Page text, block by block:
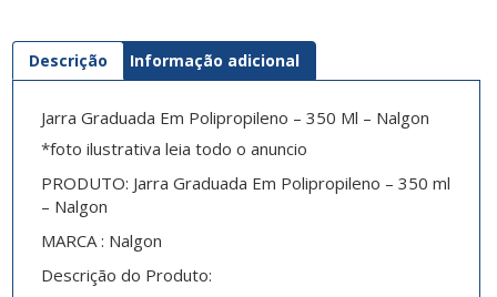
Descrição Informação adicional
Jarra Graduada Em Polipropileno – 350 Ml – Nalgon
*foto ilustrativa leia todo o anuncio
PRODUTO: Jarra Graduada Em Polipropileno – 350 ml
– Nalgon
MARCA : Nalgon
Descrição do Produto: